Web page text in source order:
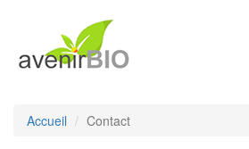
Accueil Contact